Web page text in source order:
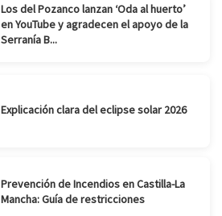
Los del Pozanco lanzan ‘Oda al huerto’
en YouTube y agradecen el apoyo de la
Serranía B...
Explicación clara del eclipse solar 2026
Prevención de Incendios en Castilla-La
Mancha: Guía de restricciones